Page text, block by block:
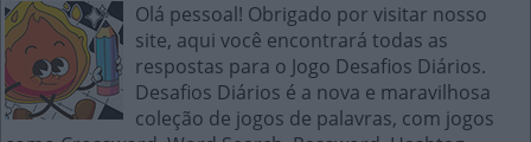
Olá pessoal! Obrigado por visitar nosso
site, aqui você encontrará todas as
respostas para o Jogo Desafios Diários.
Desafios Diários é a nova e maravilhosa
coleção de jogos de palavras, com jogos